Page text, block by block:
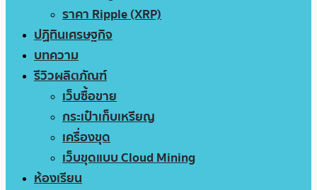
ราคา Ripple (XRP)
ปฏิทินเศรษฐกิจ
บทความ
รีวิวผลิตภัณฑ์
เว็บซื้อขาย
กระเป๋าเก็บเหรียญ
เครื่องขุด
เว็บขุดแบบ Cloud Mining
ห้องเรียน